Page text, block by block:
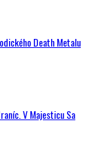
Death Metalu
V Majesticu Sa